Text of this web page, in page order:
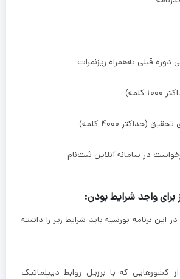
قبلی به‌همراه ریزنمرات
کلمه)
(حداکثر ۴۰۰۰ کلمه)
در سامانه آنلاین ثبت‌نام
برای واجد شرایط بودن:
این برنامه بورسیه باید شرایط زیر را داشته
کشورهایی که با برزیل روابط دیپلماتیک